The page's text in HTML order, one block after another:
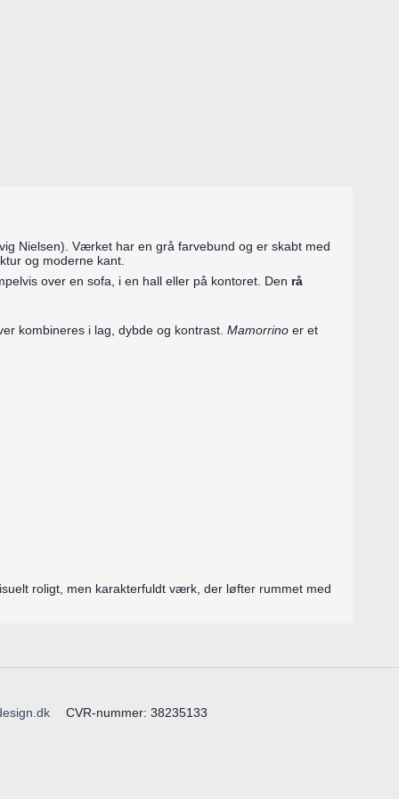
Nielsen). Værket har en grå farvebund og er skabt med
og moderne kant.
over en sofa, i en hall eller på kontoret. Den rå
kombineres i lag, dybde og kontrast. Mamorrino er et
roligt, men karakterfuldt værk, der løfter rummet med
CVR-nummer: 38235133